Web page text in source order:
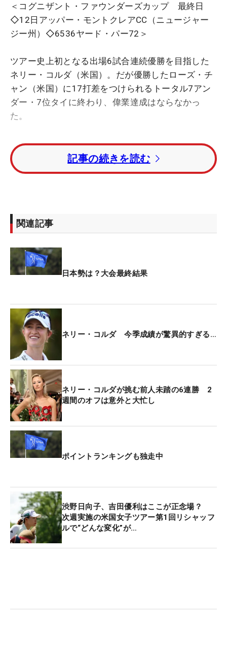
＜コグニザント・ファウンダーズカップ 最終日
◇12日アッパー・モントクレアCC（ニュージャー
ジー州）◇6536ヤード・パー72＞
ツアー史上初となる出場6試合連続優勝を目指した
ネリー・コルダ（米国）。だが優勝したローズ・チ
ャン（米国）に17打差をつけられるトータル7アン
ダー・7位タイに終わり、偉業達成はならなかっ
た。
最終日は西郷真央と2サムでプレー。3日目を終え、
首位と11打差の3位と苦しい立場に追い込まれてい
たが、雨のなかでのプレーを強いられた日曜日はさ
たけど、でもトップ10内に入ることはできた」。こ
の結果をポジティブにとらえる。
快進撃のスタートは、今季2戦目だった1月の
「LPGAドライブオン選手権」。最終18番で連勝が
どで行われたアジアシリーズは欠場したが、3月に
米本土戦が再開しても勢いは止まらない。
4月のメジャー大会「シェブロン選手権」で、ツア
ー記録に並ぶ5連勝を達成。記録が残る1978年以降
では、ナンシー・ロペス（米国、1978年）、アニ
カ・ソレンスタム（スウェーデン、2004～05年）
の2人しか成し遂げていない偉業だった。渦中にい
る間については、「まだ実感が湧かない。たぶん10
年後、15年後くらいに何かを思うのかな。いつか誰
かが（5連勝の記録を）破ればいい。でも競争相手
がたくさんいるなか成し遂げられたことは、本当に
ここからは、またひとつひとつ勝利を積み上げるこ
とになる。ただ世界1位のモチベーションが落ちる
ことはない。「楽しみがたくさんあるの。来週もそ
うだし、メジャーだって。エビアンは美しいし、
記事の続きを読む
関連記事
日本勢は？大会最終結果
ネリー・コルダ 今季成績が驚異的すぎる…
ネリー・コルダが挑む前人未踏の6連勝 2
週間のオフは意外と大忙し
ポイントランキングも独走中
渋野日向子、吉田優利はここが正念場？
次週実施の米国女子ツアー第1回リシャッフ
ルで“どんな変化”が…